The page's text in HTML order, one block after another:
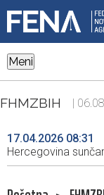
Meni
FHMZBIH |
17.04.2026 08:31
Hercegovina